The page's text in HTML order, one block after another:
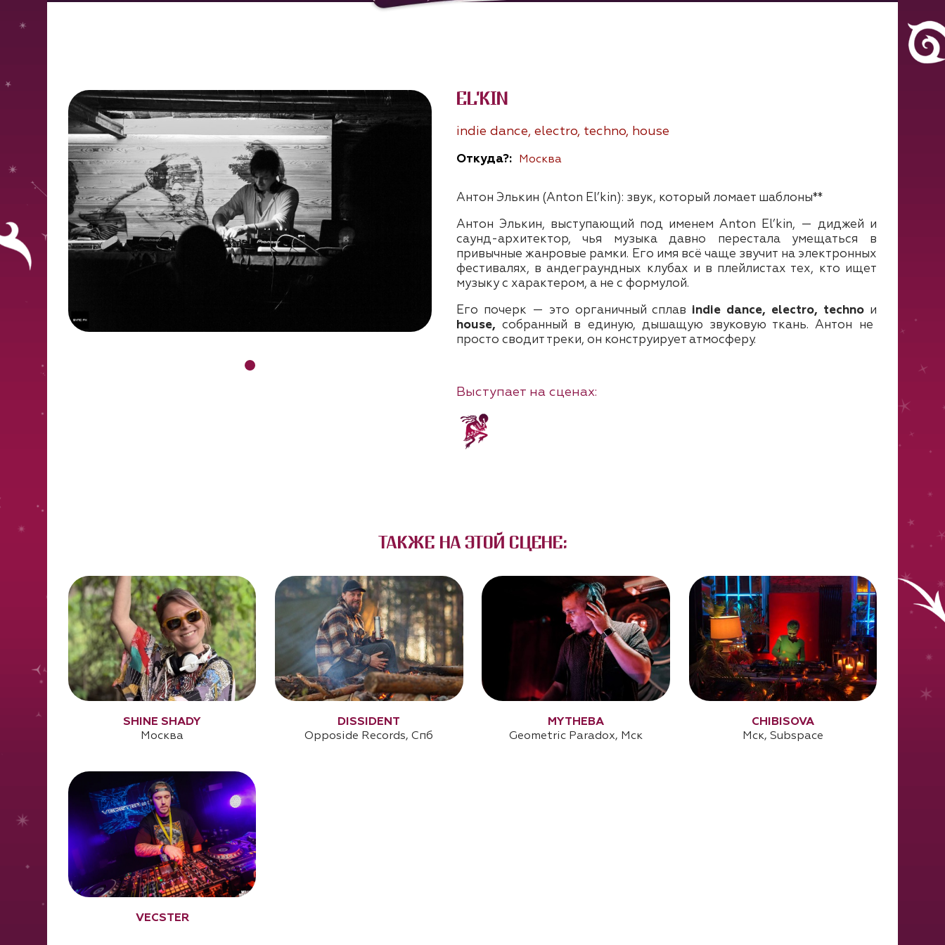
EL'KIN
indie dance, electro, techno, house
Откуда?: Москва
Антон Элькин (Anton El’kin): звук, который ломает шаблоны**
Антон Элькин, выступающий под именем Anton El’kin, — диджей и
саунд-архитектор, чья музыка давно перестала умещаться в
привычные жанровые рамки. Его имя всё чаще звучит на электронных
фестивалях, в андеграундных клубах и в плейлистах тех, кто ищет
музыку с характером, а не с формулой.
Его почерк — это органичный сплав indie dance, electro, techno и
house, собранный в единую, дышащую звуковую ткань. Антон не
просто сводит треки, он конструирует атмосферу.
Выступает на сценах:
ТАКЖЕ НА ЭТОЙ СЦЕНЕ:
SHINE SHADY
Москва
DISSIDENT
Opposide Records, Спб
MYTHEBA
Geometric Paradox, Мск
CHIBISOVA
Мск, Subspace
VECSTER